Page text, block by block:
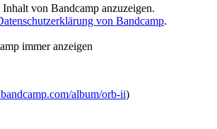
von Bandcamp anzuzeigen.
von Bandcamp.
immer anzeigen
album/orb-ii)